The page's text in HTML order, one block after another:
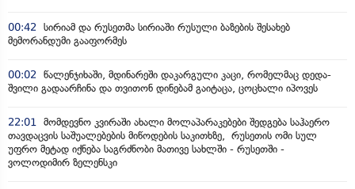
00:42
სირიამ და რუსეთმა სირიაში რუსული ბაზების შესახებ
მემორანდუმი გააფორმეს
00:02
წალენჯიხაში, მდინარეში დაკარგული კაცი, რომელმაც დედა-
შვილი გადაარჩინა და თვითონ დინებამ გაიტაცა, ცოცხალი იპოვეს
22:01
მომდევნო კვირაში ახალი მოლაპარაკებები შედგება საჰაერო
თავდაცვის საშუალებების მიწოდების საკითხზე, რუსეთის ომი სულ
უფრო მეტად იქნება საგრძნობი მათივე სახლში - რუსეთში -
ვოლოდიმირ ზელენსკი